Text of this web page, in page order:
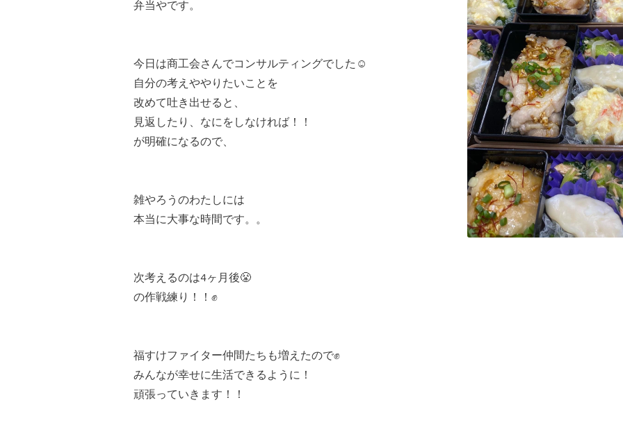
弁当やです。
今日は商工会さんでコンサルティングでした☺️
自分の考えややりたいことを
改めて吐き出せると、
見返したり、なにをしなければ！！
が明確になるので、
雑やろうのわたしには
本当に大事な時間です。。
次考えるのは4ヶ月後😤
の作戦練り！！✊
福すけファイター仲間たちも増えたので✊
みんなが幸せに生活できるように！
頑張っていきます！！